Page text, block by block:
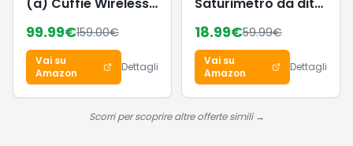
Cancellazione
Attiva del Rumore,
fino a 135h
Autonomia, Hi-Res,
Spatial Audio,
Controlli Tattili –
99.99€159.00€
Vai su
Amazon
Dettagli
Certificato,
Monitoraggio della
Saturazione di
Ossigeno,
Frequenza
Cardiaca, Indice di
18.99€59.99€
Vai su
Amazon
Dettagli
Scorri per scoprire altre offerte simili →